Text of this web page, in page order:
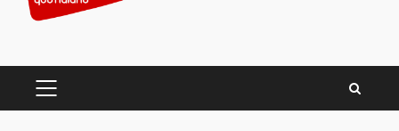
PRIMARY